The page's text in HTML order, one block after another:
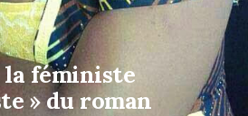
féministe
» du roman